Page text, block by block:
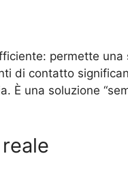
permette una
di contatto
È una soluzione